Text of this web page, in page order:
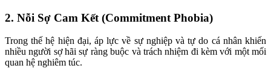
2. Nỗi Sợ Cam Kết (Commitment Phobia)
Trong thế hệ hiện đại, áp lực về sự nghiệp và tự do cá nhân khiến
nhiều người sợ hãi sự ràng buộc và trách nhiệm đi kèm với một mối
quan hệ nghiêm túc.